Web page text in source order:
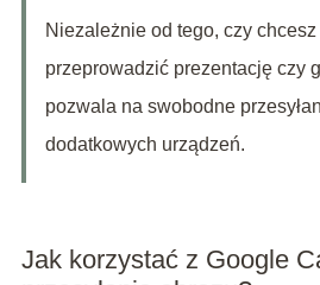
Niezależnie od tego, czy
przeprowadzić prezentację czy
pozwala na swobodne
dodatkowych urządzeń.
Jak korzystać z Google